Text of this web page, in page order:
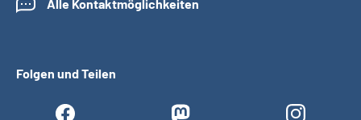
Alle Kontaktmöglichkeiten
Folgen und Teilen